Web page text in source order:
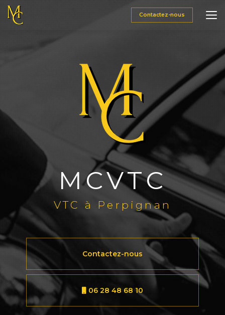
Aller
contenu
principal
Contactez-nous
MCVTC
VTC à Perpignan
Contactez-nous
06 28 48 68 10